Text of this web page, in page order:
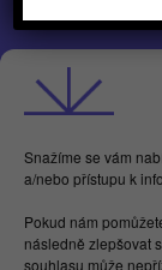
Snažíme se vám
a/nebo přístupu k
Pokud nám
následně zlepšovat
souhlasu může
Obchodní
GDPR
Butterflies
Vinohrady
Praha 2 120